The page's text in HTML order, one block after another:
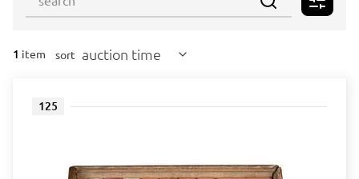
1 item sort auction time
125